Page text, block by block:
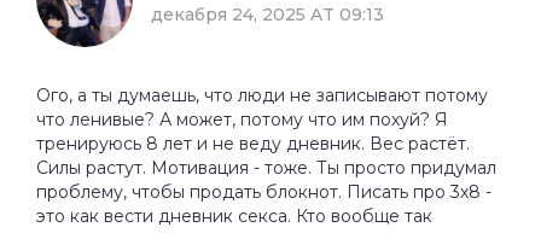
декабря 24, 2025 AT 09:13
Ого, а ты думаешь, что люди не записывают потому
что ленивые? А может, потому что им похуй? Я
тренируюсь 8 лет и не веду дневник. Вес растёт.
Силы растут. Мотивация - тоже. Ты просто придумал
проблему, чтобы продать блокнот. Писать про 3х8 -
это как вести дневник секса. Кто вообще так